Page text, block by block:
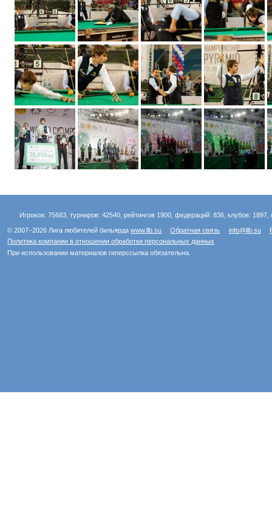
Игроков: 75683, турниров: 42540, рейтингов 1900, федераций: 836, клубов:
© 2007–2026 Лига любителей бильярдаwww.llb.su Обратная связь info@llb.su
Политика компании в отношении обработки персональных данных
При использовании материалов гиперссылка обязательна.